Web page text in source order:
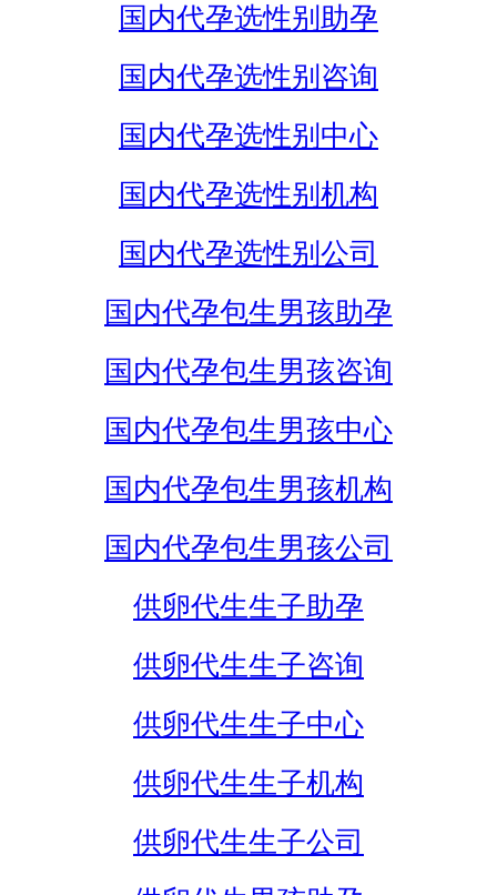
国内代孕选性别助孕
国内代孕选性别咨询
国内代孕选性别中心
国内代孕选性别机构
国内代孕选性别公司
国内代孕包生男孩助孕
国内代孕包生男孩咨询
国内代孕包生男孩中心
国内代孕包生男孩机构
国内代孕包生男孩公司
供卵代生生子助孕
供卵代生生子咨询
供卵代生生子中心
供卵代生生子机构
供卵代生生子公司